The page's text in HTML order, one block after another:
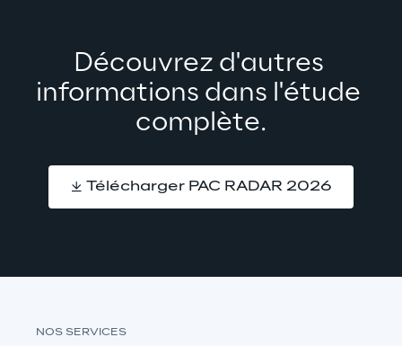
Découvrez d'autres
informations dans l'étude
complète.
Télécharger PAC RADAR 2026
NOS SERVICES